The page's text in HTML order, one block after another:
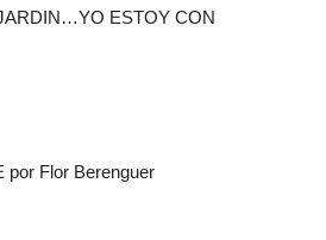
ESTOY CON
por Flor Berenguer